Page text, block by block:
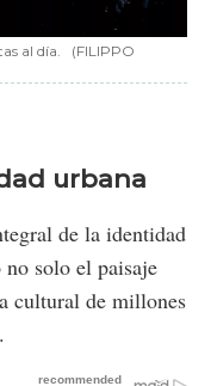
al día.
(FILIPPO
urbana
de la identidad
solo el paisaje
cultural de millones